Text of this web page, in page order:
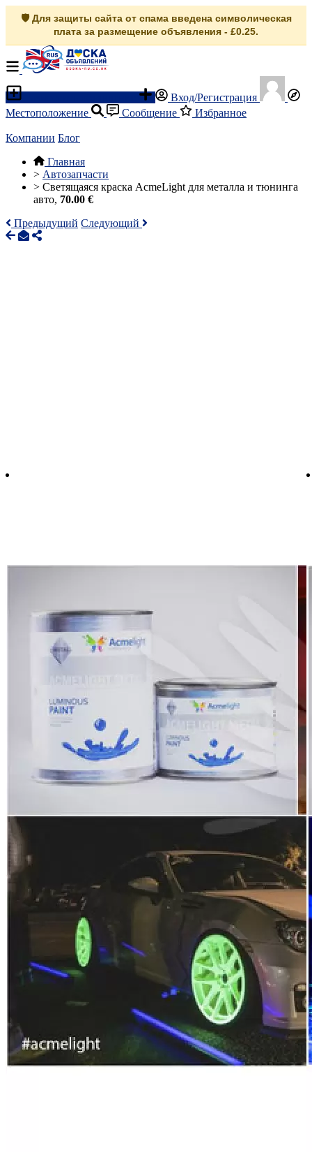
🛡️ Для защиты сайта от спама введена символическая
плата за размещение объявления - £0.25.
Вход/Регистрация
Местоположение
Сообщение Избранное
Компании Блог
Главная
> Автозапчасти
> Светящаяся краска AcmeLight для металла и тюнинга
авто, 70.00 €
Предыдущий Следующий